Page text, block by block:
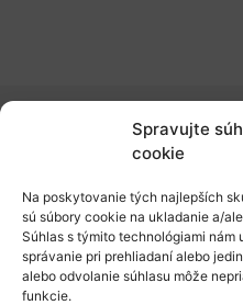
Spravujte
cookie
Na poskytovanie tých najlepších
sú súbory cookie na ukladanie a/
Súhlas s týmito technológiami
správanie pri prehliadaní alebo
alebo odvolanie súhlasu môže
funkcie.
Stáže